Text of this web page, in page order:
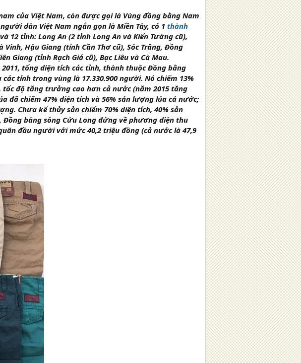
của Việt Nam, còn được gọi là Vùng đồng bằng Nam
dân Việt Nam ngắn gọn là Miền Tây, có 1 thành
12 tỉnh: Long An (2 tỉnh Long An và Kiến Tường cũ),
Vinh, Hậu Giang (tỉnh Cần Thơ cũ), Sóc Trăng, Đồng
Giang (tỉnh Rạch Giá cũ), Bạc Liêu và Cà Mau.
tổng diện tích các tỉnh, thành thuộc Đồng bằng
tỉnh trong vùng là 17.330.900 người. Nó chiếm 13%
độ tăng trưởng cao hơn cả nước (năm 2015 tăng
đã chiếm 47% diện tích và 56% sản lượng lúa cả nước;
Chưa kể thủy sản chiếm 70% diện tích, 40% sản
bằng sông Cửu Long đứng về phương diện thu
đầu người với mức 40,2 triệu đồng (cả nước là 47,9